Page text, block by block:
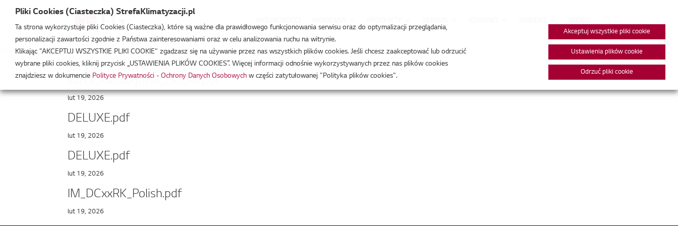
Strefa Klimatyzacji /DC18RK
karta_katalogowa_Deluxe.pdf
lut 19, 2026
DELUXE.pdf
lut 19, 2026
DELUXE.pdf
lut 19, 2026
IM_DCxxRK_Polish.pdf
lut 19, 2026
Pliki Cookies (Ciasteczka) StrefaKlimatyzacji.pl
Ta strona wykorzystuje pliki Cookies (Ciasteczka), które są ważne dla prawidłowego funkcjonowania serwisu oraz do optymalizacji przeglądania,
personalizacji zawartości zgodnie z Państwa zainteresowaniami oraz w celu analizowania ruchu na witrynie.
Klikając "AKCEPTUJ WSZYSTKIE PLIKI COOKIE" zgadzasz się na używanie przez nas wszystkich plików cookies. Jeśli chcesz zaakceptować lub odrzucić
wybrane pliki cookies, kliknij przycisk „USTAWIENIA PLIKÓW COOKIES”. Więcej informacji odnośnie wykorzystywanych przez nas plików cookies
znajdziesz w dokumencie Polityce Prywatności - Ochrony Danych Osobowych w części zatytułowanej "Polityka plików cookies".
Akceptuj wszystkie pliki cookie
Ustawienia plików cookie
Odrzuć pliki cookie